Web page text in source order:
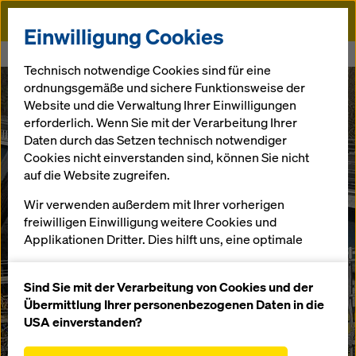
Doka
Viaduc de la Roumer
Einwilligung Cookies
Technisch notwendige Cookies sind für eine
ordnungsgemäße und sichere Funktionsweise der
Website und die Verwaltung Ihrer Einwilligungen
erforderlich. Wenn Sie mit der Verarbeitung Ihrer
Daten durch das Setzen technisch notwendiger
Cookies nicht einverstanden sind, können Sie nicht
auf die Website zugreifen.
Wir verwenden außerdem mit Ihrer vorherigen
freiwilligen Einwilligung weitere Cookies und
Applikationen Dritter. Dies hilft uns, eine optimale
die Funktionalität unserer Website ständig zu
verbessern (Funktionale und Statistik Cookies),
Sind Sie mit der Verarbeitung von Cookies und der
Übermittlung Ihrer personenbezogenen Daten in die
USA einverstanden?